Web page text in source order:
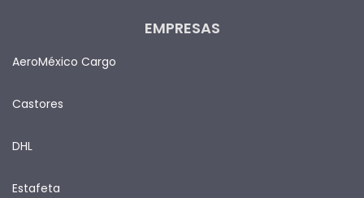
EMPRESAS
AeroMéxico Cargo
Castores
DHL
Estafeta